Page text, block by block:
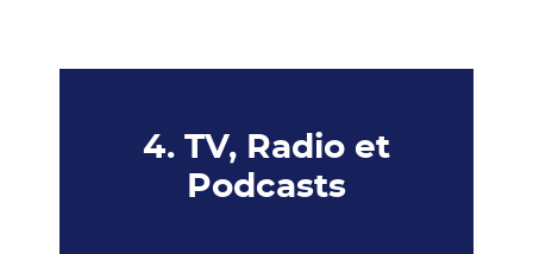
4. TV, Radio et
Podcasts